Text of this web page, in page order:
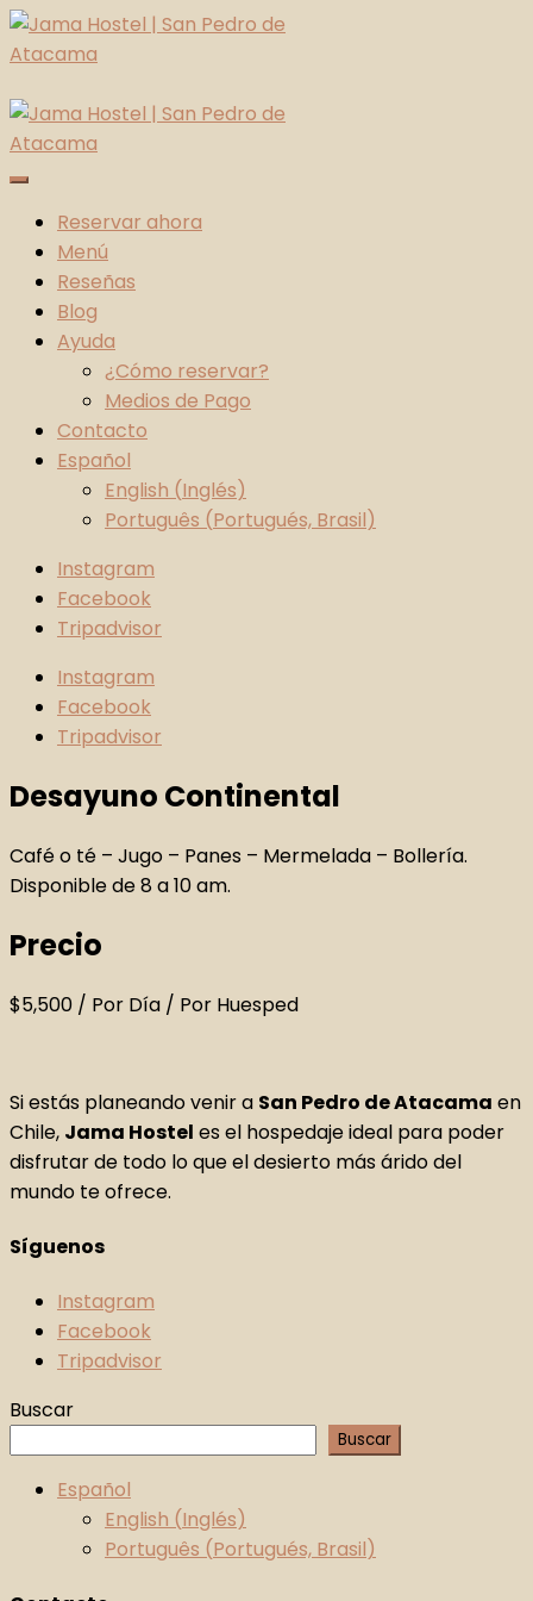
Skip
to
Jama Hostel | San Pedro de Atacama
Atacama Desert
Reservar ahora
Menú
Reseñas
Blog
Ayuda
¿Cómo reservar?
Medios de Pago
Contacto
Español
English (Inglés)
Português (Portugués, Brasil)
Instagram
Facebook
Tripadvisor
Instagram
Facebook
Tripadvisor
Desayuno Continental
Café o té – Jugo – Panes – Mermelada – Bollería.
Disponible de 8 a 10 am.
Precio
$5,500 / Por Día / Por Huesped
Si estás planeando venir a San Pedro de Atacama en
Chile, Jama Hostel es el hospedaje ideal para poder
disfrutar de todo lo que el desierto más árido del
mundo te ofrece.
Síguenos
Instagram
Facebook
Tripadvisor
Buscar
Buscar
Español
English (Inglés)
Português (Portugués, Brasil)